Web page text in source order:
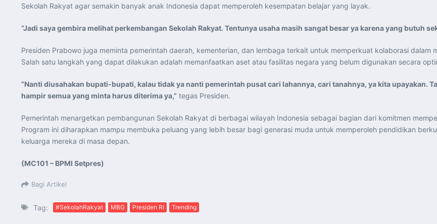
Sekolah Rakyat agar semakin banyak anak Indonesia dapat memperoleh kesempatan belajar yang layak.
“Jadi saya gembira melihat perkembangan Sekolah Rakyat. Tentunya usaha masih sangat besar ya karena yang butuh
Presiden Prabowo juga meminta pemerintah daerah, kementerian, dan lembaga terkait untuk memperkuat kolaborasi dalam
Salah satu langkah yang dapat dilakukan adalah memanfaatkan aset atau fasilitas negara yang belum digunakan secara
“Nanti diusahakan bupati-bupati, kalau tidak ya nanti pemerintah pusat cari lahannya, cari tanahnya, ya kita upayakan.
hampir semua yang minta harus diterima ya,” tegas Presiden.
Pemerintah menargetkan pembangunan Sekolah Rakyat di berbagai wilayah Indonesia sebagai bagian dari komitmen
Program ini diharapkan mampu membuka peluang yang lebih besar bagi generasi muda untuk memperoleh pendidikan
keluarga mereka di masa depan.
(MC101 – BPMI Setpres)
Bagi Artikel
Tag: #SekolahRakyat MBG Presiden RI Trending